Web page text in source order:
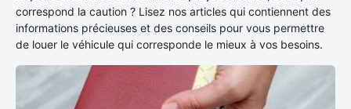
correspond la caution ? Lisez nos articles qui contiennent des
informations précieuses et des conseils pour vous permettre
de louer le véhicule qui corresponde le mieux à vos besoins.